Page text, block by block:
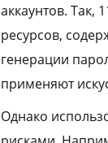
аккаунтов.
ресурсов,
генерации
применяют
Однако